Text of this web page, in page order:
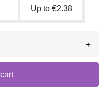
Up to €2.38
+